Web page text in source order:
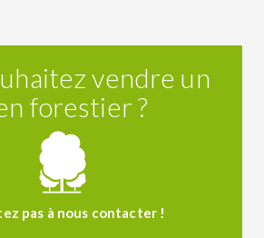
vendre un
forestier ?
pas à nous contacter !